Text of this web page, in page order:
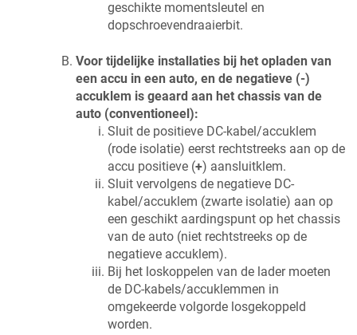
geschikte momentsleutel en
dopschroevendraaierbit.
Voor tijdelijke installaties bij het opladen van
een accu in een auto, en de negatieve (-)
accuklem is geaard aan het chassis van de
auto (conventioneel):
Sluit de positieve DC-kabel/accuklem
(rode isolatie) eerst rechtstreeks aan op de
accu positieve (+) aansluitklem.
Sluit vervolgens de negatieve DC-
kabel/accuklem (zwarte isolatie) aan op
een geschikt aardingspunt op het chassis
van de auto (niet rechtstreeks op de
negatieve accuklem).
Bij het loskoppelen van de lader moeten
de DC-kabels/accuklemmen in
omgekeerde volgorde losgekoppeld
worden.